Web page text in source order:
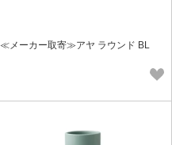
≪メーカー取寄≫アヤ ラウンド BL